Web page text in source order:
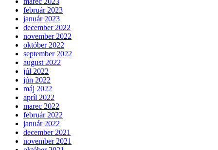
február 2023
január 2023
december 2022
november 2022
október 2022
september 2022
august 2022
júl 2022
jún 2022
máj 2022
apríl 2022
marec 2022
február 2022
január 2022
december 2021
november 2021